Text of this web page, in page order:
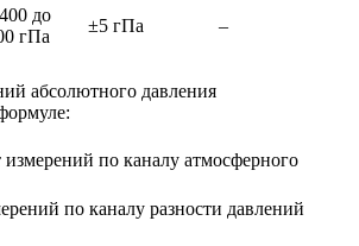
до
гПа
±5 гПа
–
абсолютного давления
измерений по каналу атмосферного
по каналу разности давлений